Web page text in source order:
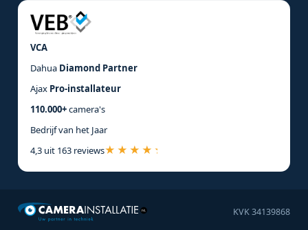
VCA
Dahua Diamond Partner
Ajax Pro-installateur
110.000+camera's
Bedrijf van het Jaar
4,3 uit 163 reviews
KVK 34139868